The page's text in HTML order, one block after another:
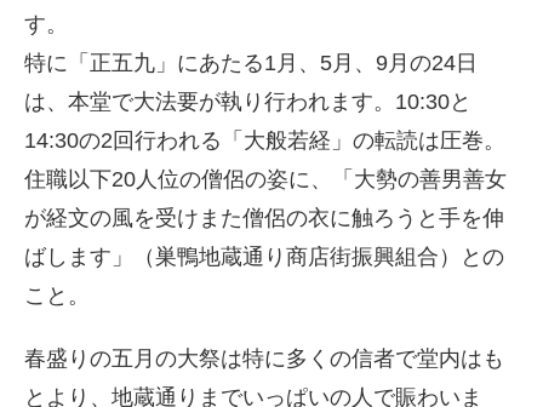
す。
特に「正五九」にあたる1月、5月、9月の24日
は、本堂で大法要が執り行われます。10:30と
14:30の2回行われる「大般若経」の転読は圧巻。
住職以下20人位の僧侶の姿に、「大勢の善男善女
が経文の風を受けまた僧侶の衣に触ろうと手を伸
ばします」（巣鴨地蔵通り商店街振興組合）との
こと。
春盛りの五月の大祭は特に多くの信者で堂内はも
とより、地蔵通りまでいっぱいの人で賑わいま